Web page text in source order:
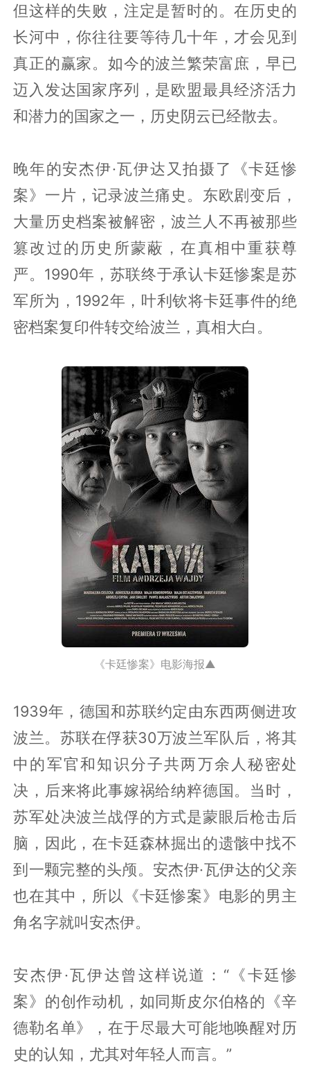
但这样的失败，注定是暂时的。在历史的
长河中，你往往要等待几十年，才会见到
真正的赢家。如今的波兰繁荣富庶，早已
迈入发达国家序列，是欧盟最具经济活力
和潜力的国家之一，历史阴云已经散去。
晚年的安杰伊·瓦伊达又拍摄了《卡廷惨
案》一片，记录波兰痛史。东欧剧变后，
大量历史档案被解密，波兰人不再被那些
篡改过的历史所蒙蔽，在真相中重获尊
严。1990年，苏联终于承认卡廷惨案是苏
军所为，1992年，叶利钦将卡廷事件的绝
密档案复印件转交给波兰，真相大白。
《卡廷惨案》电影海报▲
1939年，德国和苏联约定由东西两侧进攻
波兰。苏联在俘获30万波兰军队后，将其
中的军官和知识分子共两万余人秘密处
决，后来将此事嫁祸给纳粹德国。当时，
苏军处决波兰战俘的方式是蒙眼后枪击后
脑，因此，在卡廷森林掘出的遗骸中找不
到一颗完整的头颅。安杰伊·瓦伊达的父亲
也在其中，所以《卡廷惨案》电影的男主
角名字就叫安杰伊。
安杰伊·瓦伊达曾这样说道：“《卡廷惨
案》的创作动机，如同斯皮尔伯格的《辛
德勒名单》，在于尽最大可能地唤醒对历
史的认知，尤其对年轻人而言。”